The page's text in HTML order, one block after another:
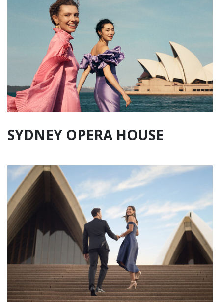
SYDNEY OPERA HOUSE